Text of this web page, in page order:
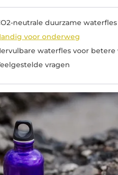
neutrale duurzame waterfles
voor onderweg
waterfles voor betere
vragen